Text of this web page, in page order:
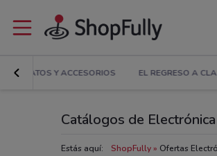
ZAPATOS Y ACCESORIOS EL REGRESO A
Catálogos de
Estás aquí: ShopFully Ofertas